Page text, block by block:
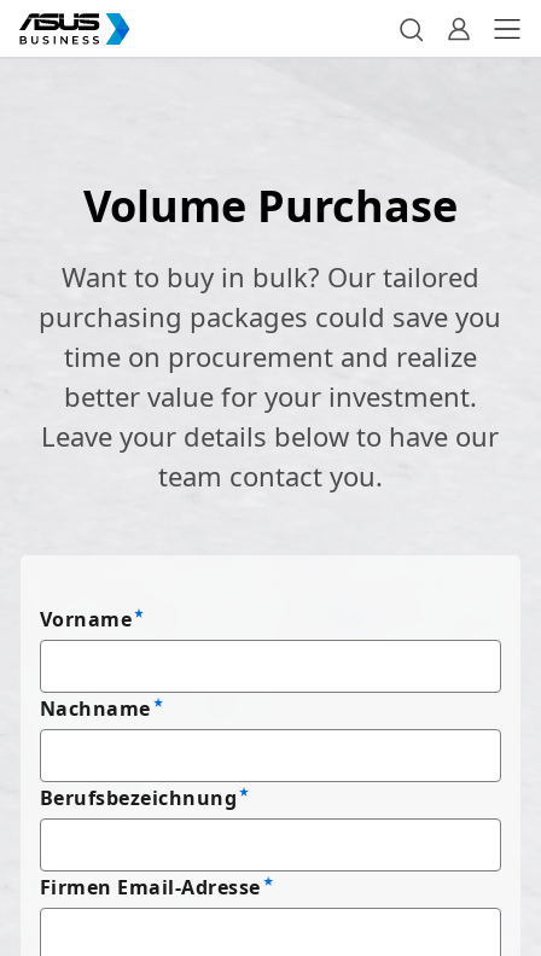
Volume Purchase
Want to buy in bulk? Our tailored
purchasing packages could save you
time on procurement and realize
better value for your investment.
Leave your details below to have our
team contact you.
Vorname
Nachname
Berufsbezeichnung
Firmen Email-Adresse